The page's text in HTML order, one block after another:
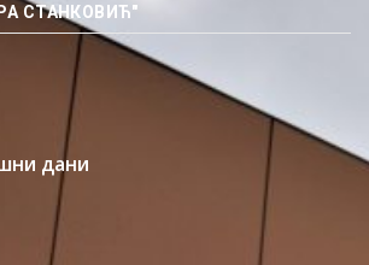
СТАНКОВИЋ"
дани